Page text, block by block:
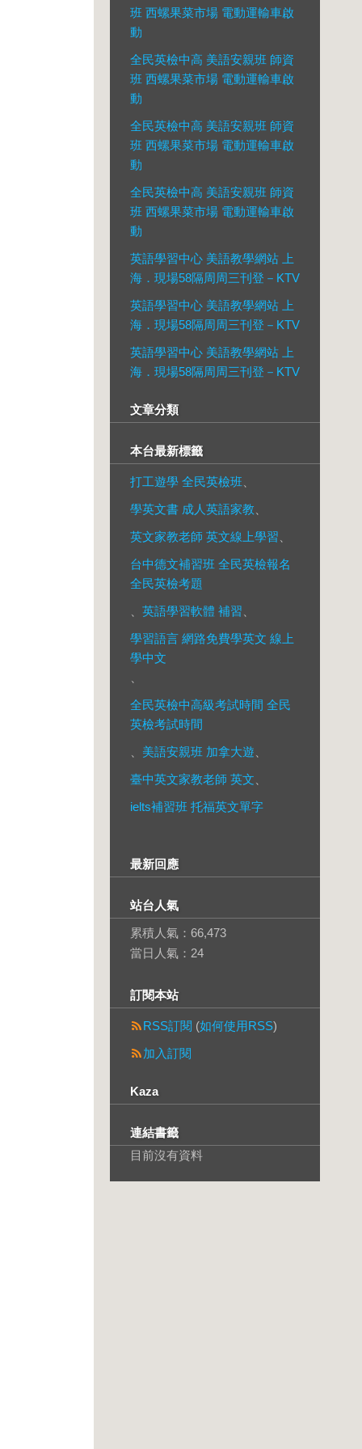
班 西螺果菜市場 電動運輸車啟
動
全民英檢中高 美語安親班 師資
班 西螺果菜市場 電動運輸車啟
動
全民英檢中高 美語安親班 師資
班 西螺果菜市場 電動運輸車啟
動
全民英檢中高 美語安親班 師資
班 西螺果菜市場 電動運輸車啟
動
英語學習中心 美語教學網站 上
海．現場58隔周周三刊登－KTV
英語學習中心 美語教學網站 上
海．現場58隔周周三刊登－KTV
英語學習中心 美語教學網站 上
海．現場58隔周周三刊登－KTV
文章分類
本台最新標籤
打工遊學 全民英檢班
學英文書 成人英語家教
英文家教老師 英文線上學習
台中德文補習班 全民英檢報名
全民英檢考題
英語學習軟體 補習
學習語言 網路免費學英文 線上
學中文
全民英檢中高級考試時間 全民
英檢考試時間
美語安親班 加拿大遊
臺中英文家教老師 英文
ielts補習班 托福英文單字
最新回應
站台人氣
累積人氣： 66,473
當日人氣： 24
訂閱本站
RSS訂閱 (如何使用RSS)
加入訂閱
Kaza
連結書籤
目前沒有資料